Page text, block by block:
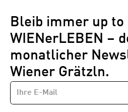
Bleib immer up to
WIENerLEBEN –
monatlicher
Wiener Grätzln.
Newsletter
E-
MAIL-
ADRESSE